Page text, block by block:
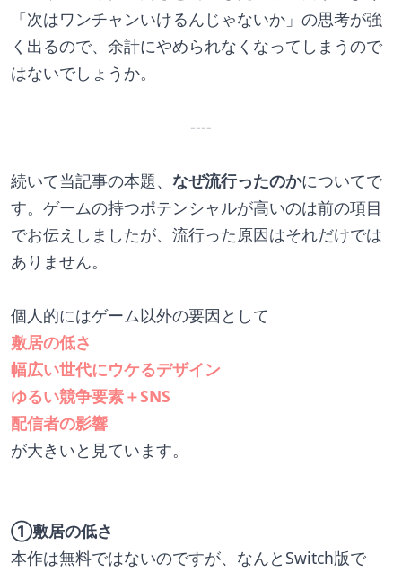
「次はワンチャンいけるんじゃないか」の思考が強
く出るので、余計にやめられなくなってしまうので
はないでしょうか。
----
続いて当記事の本題、 なぜ流行ったのかについてで
す。ゲームの持つポテンシャルが高いのは前の項目
でお伝えしましたが、流行った原因はそれだけでは
ありません。
個人的にはゲーム以外の要因として
敷居の低さ
幅広い世代にウケるデザイン
ゆるい競争要素＋SNS
配信者の影響
が大きいと見ています。
①敷居の低さ
本作は無料ではないのですが、なんとSwitch版で